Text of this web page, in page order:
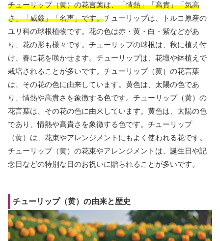
チューリップ（黄）の花言葉は、「情熱」「高貴」「気高
さ」「威厳」「名声」です。チューリップは、トルコ原産の
ユリ科の球根植物です。花の色は赤・黄・白・紫などがあ
り、花の形も様々です。チューリップの球根は、秋に植え付
け、春に花を咲かせます。チューリップは、花壇や鉢植えで
栽培されることが多いです。チューリップ（黄）の花言葉
は、その花の色に由来しています。黄色は、太陽の色であ
り、情熱や高貴さを象徴する色です。チューリップ（黄）の
花言葉は、その花の色に由来しています。黄色は、太陽の色
であり、情熱や高貴さを象徴する色です。チューリップ
（黄）は、花束やアレンジメントにもよく使われる花です。
チューリップ（黄）の花束やアレンジメントは、誕生日や記
念日などの特別な日のお祝いに贈られることが多いです。
チューリップ（黄）の由来と歴史